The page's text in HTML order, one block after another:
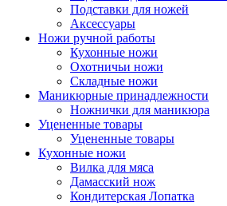
Подставки для ножей
Аксессуары
Ножи ручной работы
Кухонные ножи
Охотничьи ножи
Складные ножи
Маникюрные принадлежности
Ножнички для маникюра
Уцененные товары
Уцененные товары
Кухонные ножи
Вилка для мяса
Дамасский нож
Кондитерская Лопатка